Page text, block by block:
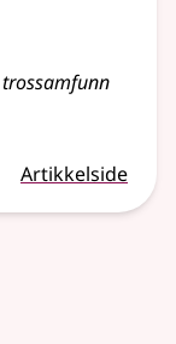
trossamfunn
Artikkelside